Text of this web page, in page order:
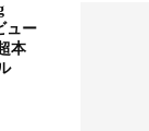
ュー
本